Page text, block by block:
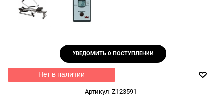
УВЕДОМИТЬ О ПОСТУПЛЕНИИ
Нет в наличии
Артикул: Z123591